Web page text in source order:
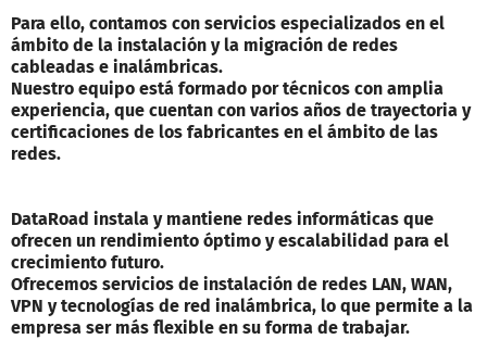
Para ello, contamos con servicios especializados en el
ámbito de la instalación y la migración de redes
cableadas e inalámbricas.
Nuestro equipo está formado por técnicos con amplia
experiencia, que cuentan con varios años de trayectoria y
certificaciones de los fabricantes en el ámbito de las
redes.
DataRoad instala y mantiene redes informáticas que
ofrecen un rendimiento óptimo y escalabilidad para el
crecimiento futuro.
Ofrecemos servicios de instalación de redes LAN, WAN,
VPN y tecnologías de red inalámbrica, lo que permite a la
empresa ser más flexible en su forma de trabajar.